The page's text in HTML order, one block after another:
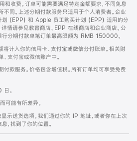
和收费。订单可能需要满足特定金额要求，不同免息
同。上述分期付款服务只适用于个人消费者。企业
划 (EPP) 和 Apple 员工购买计划 (EPP) 适用的分
情请参见教育商店、EPP 在线商店和企业商店。公
行分期付款单笔订单最高限额为 RMB 150000。
将计入你的信用卡、支付宝或微信分付账单。相关财
支付宝或微信账户中。
款服务。价格包含增值税。所有订单均可享受免费
。
可能有所差异。
示送货选项。我们通过你的 IP 地址，或者你在上次
，找到了你的位置。